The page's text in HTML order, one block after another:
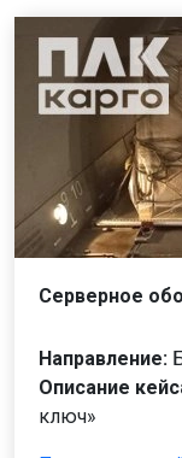
Серверное
Направление:
Описание
ключ»